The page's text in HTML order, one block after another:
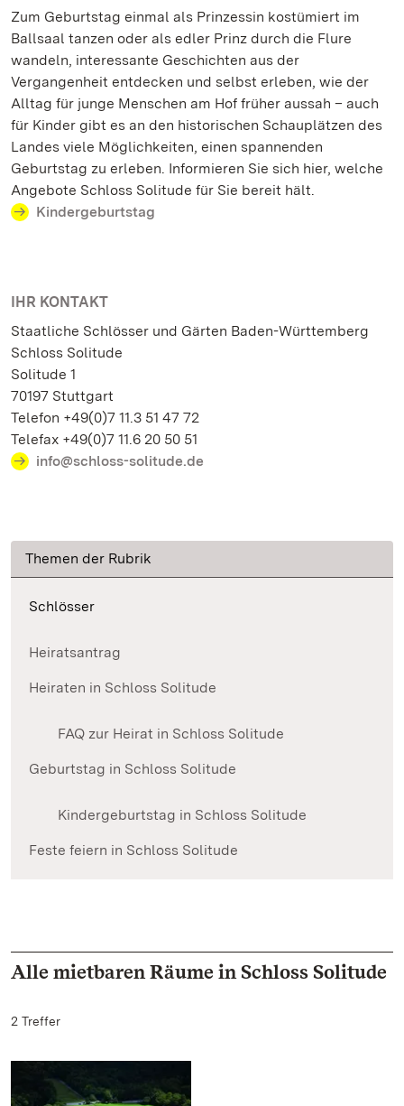
Zum Geburtstag einmal als Prinzessin kostümiert im
Ballsaal tanzen oder als edler Prinz durch die Flure
wandeln, interessante Geschichten aus der
Vergangenheit entdecken und selbst erleben, wie der
Alltag für junge Menschen am Hof früher aussah – auch
für Kinder gibt es an den historischen Schauplätzen des
Landes viele Möglichkeiten, einen spannenden
Geburtstag zu erleben. Informieren Sie sich hier, welche
Angebote Schloss Solitude für Sie bereit hält.
Kindergeburtstag
IHR KONTAKT
Staatliche Schlösser und Gärten Baden-Württemberg
Schloss Solitude
Solitude 1
70197 Stuttgart
Telefon +49(0)7 11.3 51 47 72
Telefax +49(0)7 11.6 20 50 51
info@schloss-solitude.de
Themen der Rubrik
Schlösser
Heiratsantrag
Heiraten in Schloss Solitude
FAQ zur Heirat in Schloss Solitude
Geburtstag in Schloss Solitude
Kindergeburtstag in Schloss Solitude
Feste feiern in Schloss Solitude
Alle mietbaren Räume in Schloss Solitude
2 Treffer